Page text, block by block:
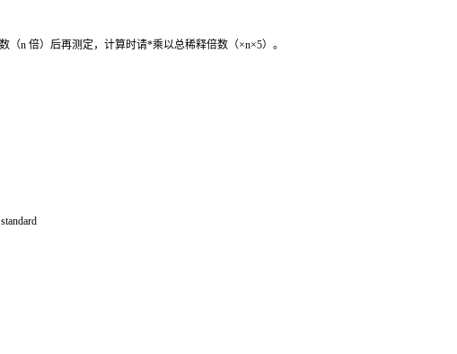
（n 倍）后再测定，计算时请*乘以总稀释倍数（×n×5）。